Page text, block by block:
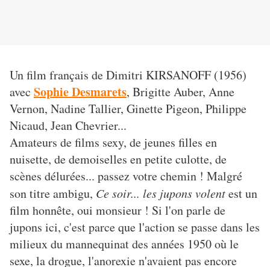
Un film français de Dimitri KIRSANOFF (1956)
avec Sophie Desmarets, Brigitte Auber, Anne
Vernon, Nadine Tallier, Ginette Pigeon, Philippe
Nicaud, Jean Chevrier...
Amateurs de films sexy, de jeunes filles en
nuisette, de demoiselles en petite culotte, de
scènes délurées... passez votre chemin ! Malgré
son titre ambigu, Ce soir... les jupons volentest un
film honnête, oui monsieur ! Si l'on parle de
jupons ici, c'est parce que l'action se passe dans les
milieux du mannequinat des années 1950 où le
sexe, la drogue, l'anorexie n'avaient pas encore